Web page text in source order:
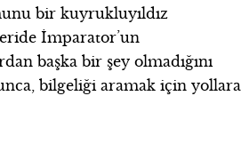
bir kuyrukluyıldız
İmparator’un
başka bir şey olmadığını
bilgeliği aramak için yollara